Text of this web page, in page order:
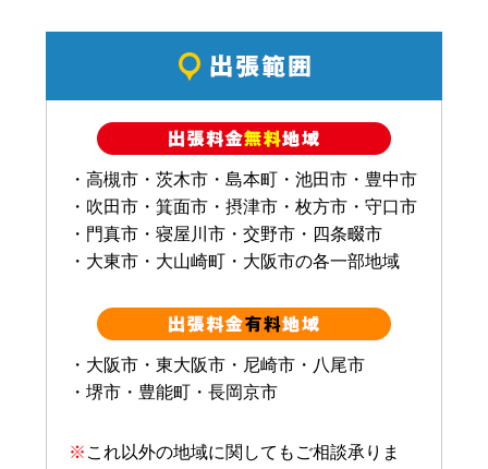
・高槻市・茨木市・島本町・池田市・豊中市
・吹田市・箕面市・摂津市・枚方市・守口市
・門真市・寝屋川市・交野市・四条畷市
・大東市・大山崎町・大阪市の各一部地域
・大阪市・東大阪市・尼崎市・八尾市
・堺市・豊能町・長岡京市
※ これ以外の地域に関してもご相談承りま